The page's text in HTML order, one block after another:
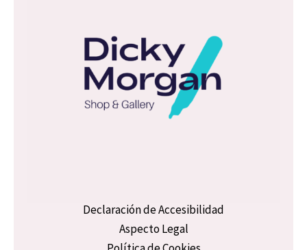
Declaración de Accesibilidad
Aspecto Legal